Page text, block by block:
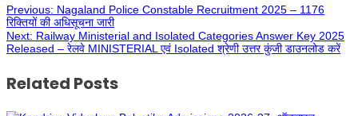
Previous: Nagaland Police Constable Recruitment 2025 – 1176
रिक्तियों की अधिसूचना जारी
Next: Railway Ministerial and Isolated Categories Answer Key 2025
Released – रेलवे MINISTERIAL एवं Isolated श्रेणी उत्तर कुंजी डाउनलोड करें
Related Posts